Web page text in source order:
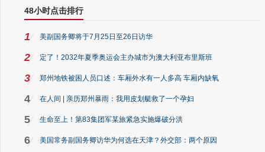
48小时点击排行
1 美副国务卿将于7月25日至26日访华
2 定了！2032年夏季奥运会主办城市为澳大利亚布里斯班
3 郑州地铁被困人员口述：车厢外水有一人多高 车厢内缺氧
4 在人间 | 亲历郑州暴雨：我用皮划艇救了一个孕妇
5 生命至上！第83集团军某旅紧急实施爆破分洪
6 美国常务副国务卿访华为何选在天津？外交部：两个原因